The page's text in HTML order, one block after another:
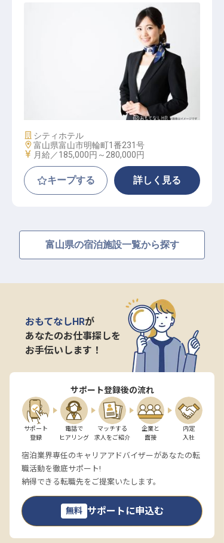
施設業態
シティホテル
勤務地
富山県富山市明輪町1番231号
給与
月給／185,000円～ 280,000円
キープする 詳しく見る
富山県の宿泊施設一覧から探す
おもてなしHRが
あなたのお仕事探しを
お手伝いします！
サポート登録後の流れ
サポート
登録
電話で
ヒアリング
マッチする
求人をご紹介
企業と
面接
内定
入社
宿泊業界専任のキャリアアドバイザーがあなたの転
職活動を徹底サポート!
納得できる転職先をご提案いたします。
無料 サポートに申込む